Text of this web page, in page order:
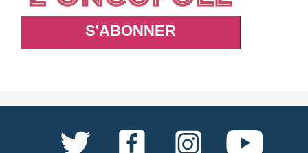
S'ABONNER